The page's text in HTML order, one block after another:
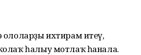
ололарҙы ихтирам итеү,
һалыу мотлаҡ һанала.